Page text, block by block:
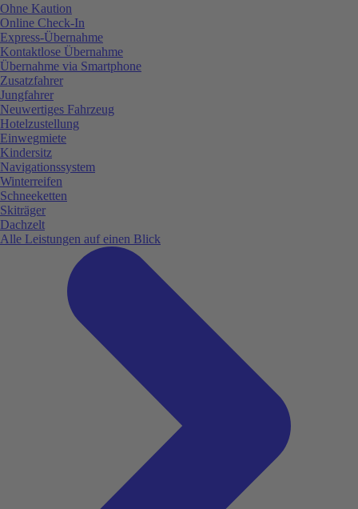
Ohne Kaution
Online Check-In
Express-Übernahme
Kontaktlose Übernahme
Übernahme via Smartphone
Zusatzfahrer
Jungfahrer
Neuwertiges Fahrzeug
Hotelzustellung
Einwegmiete
Kindersitz
Navigationssystem
Winterreifen
Schneeketten
Skiträger
Dachzelt
Alle Leistungen auf einen Blick